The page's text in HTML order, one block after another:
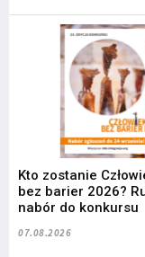
Kto zostanie
bez barier 2026?
nabór do konkursu
07.08.2026